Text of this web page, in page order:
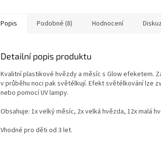
Popis Podobné (8) Hodnocení
Detailní popis produktu
Kvalitní plastikové hvězdy a měsíc s Glow efeketem.
v průběhu noci pak světélkují. Efekt světélkování lze
nebo pomocí UV lampy.
Obsahuje: 1x velký měsíc, 2x velká hvězda, 12x malá
Vhodné pro děti od 3 let.